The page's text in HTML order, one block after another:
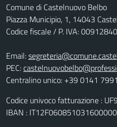
Comune di Castelnuovo Belbo
Piazza Municipio, 1, 14043
Codice fiscale / P. IVA:
Email:
PEC:
Centralino unico: +39 0141
Codice univoco fatturazione :
IBAN :